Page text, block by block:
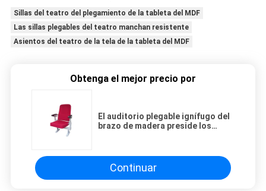
Sillas del teatro del plegamiento de la tableta del MDF
Las sillas plegables del teatro manchan resistente
Asientos del teatro de la tela de la tableta del MDF
Obtenga el mejor precio por
El auditorio plegable ignífugo del
brazo de madera preside los
Continuar